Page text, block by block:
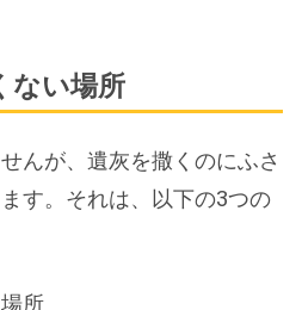
ない場所
んが、遺灰を撒くのにふさ
す。それは、以下の3つの
所